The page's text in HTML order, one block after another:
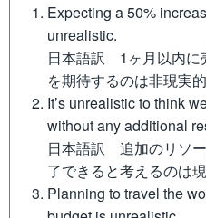
Expecting a 50%
unrealistic.
日本語訳 1ヶ月以内に
を期待するのは非現実的
It’s unrealistic to think
without any additional
日本語訳 追加のリソ
了できると考えるのは
Planning to travel the